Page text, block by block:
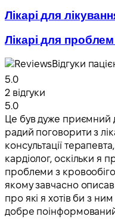
Лікарі для
Лікарі для проблем
Відгуки
5.0
2 відгуки
5.0
Це був дуже приємний
радий поговорити з
консультації
кардіолог, оскільки я
проблеми з
якому завчасно описав
про які я хотів би з
добре